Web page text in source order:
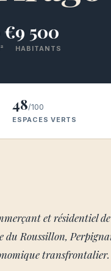
€9 500
HABITANTS
48/100
ESPACES VERTS
et résidentiel
Roussillon,
transfrontalier.